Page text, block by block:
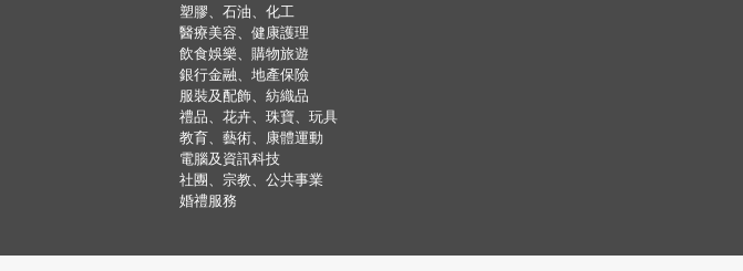
塑膠、石油、化工
醫療美容、健康護理
飲食娛樂、購物旅遊
銀行金融、地產保險
服裝及配飾、紡織品
禮品、花卉、珠寶、玩具
教育、藝術、康體運動
電腦及資訊科技
社團、宗教、公共事業
婚禮服務